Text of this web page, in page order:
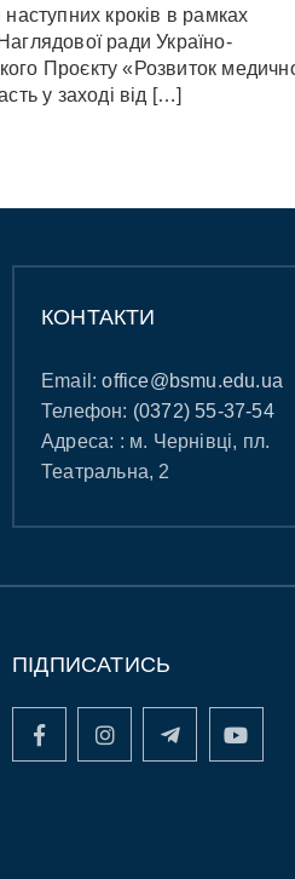
наступних кроків в рамках
ради Україно-
Проєкту «Розвиток
у заході від […]
КОНТАКТИ
Email:office@bsmu.edu.ua
Телефон: (0372) 55-37-54
Адреса: : м. Чернівці, пл.
Театральна, 2
ПІДПИСАТИСЬ